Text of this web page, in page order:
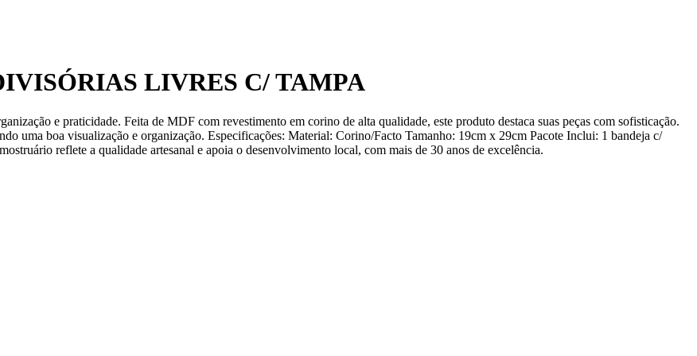
LIVRES C/ TAMPA
e praticidade. Feita de MDF com revestimento em corino de alta qualidade, este produto destaca suas peças com sofisticação.
uma boa visualização e organização. Especificações: Material: Corino/Facto Tamanho: 19cm x 29cm Pacote Inclui: 1 bandeja c/
reflete a qualidade artesanal e apoia o desenvolvimento local, com mais de 30 anos de excelência.